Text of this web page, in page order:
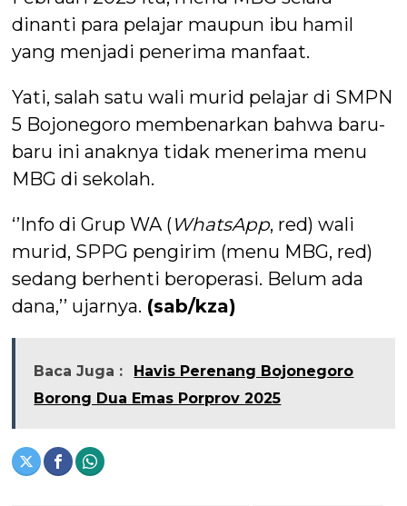
dinanti para pelajar maupun ibu hamil
yang menjadi penerima manfaat.
Yati, salah satu wali murid pelajar di SMPN
5 Bojonegoro membenarkan bahwa baru-
baru ini anaknya tidak menerima menu
MBG di sekolah.
‘’Info di Grup WA (WhatsApp, red) wali
murid, SPPG pengirim (menu MBG, red)
sedang berhenti beroperasi. Belum ada
dana,’’ ujarnya. (sab/kza)
Baca Juga :
Havis Perenang Bojonegoro
Borong Dua Emas Porprov 2025